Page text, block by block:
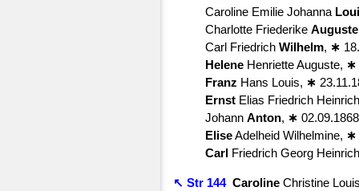
Caroline Emilie Johanna
Charlotte Friederike Auguste
Carl Friedrich Wilhelm, ∗
Helene Henriette Auguste, ∗
Franz Hans Louis, ∗
Ernst Elias Friedrich
Johann Anton, ∗
EliseAdelheid Wilhelmine, ∗
Carl Friedrich Georg
↖ Str 144 Caroline Christine